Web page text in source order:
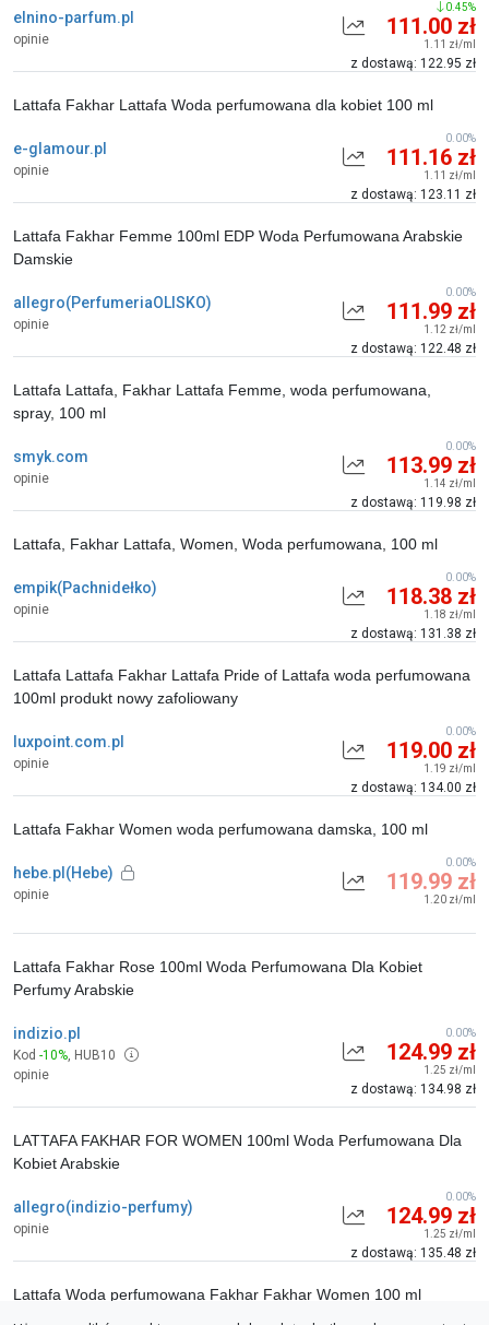
elnino-parfum.pl
opinie 111.00 zł
1.11 zł/ml
z dostawą: 122.95 zł
0.45%
e-glamour.pl
opinie
Lattafa Fakhar Lattafa Woda perfumowana dla kobiet 100 ml
111.16 zł
1.11 zł/ml
z dostawą: 123.11 zł
0.00%
allegro(PerfumeriaOLISKO)
opinie
Lattafa Fakhar Femme 100ml EDP Woda Perfumowana Arabskie
Damskie
111.99 zł
1.12 zł/ml
z dostawą: 122.48 zł
0.00%
smyk.com
opinie
Lattafa Lattafa, Fakhar Lattafa Femme, woda perfumowana,
spray, 100 ml
113.99 zł
1.14 zł/ml
z dostawą: 119.98 zł
0.00%
empik(Pachnidełko)
opinie
Lattafa, Fakhar Lattafa, Women, Woda perfumowana, 100 ml
118.38 zł
1.18 zł/ml
z dostawą: 131.38 zł
0.00%
luxpoint.com.pl
opinie
Lattafa Lattafa Fakhar Lattafa Pride of Lattafa woda perfumowana
100ml produkt nowy zafoliowany
119.00 zł
1.19 zł/ml
z dostawą: 134.00 zł
0.00%
hebe.pl(Hebe)
opinie
Lattafa Fakhar Women woda perfumowana damska, 100 ml
119.99 zł
1.20 zł/ml
0.00%
indizio.pl
Kod -10%, HUB10
opinie
Lattafa Fakhar Rose 100ml Woda Perfumowana Dla Kobiet
Perfumy Arabskie
124.99 zł
1.25 zł/ml
z dostawą: 134.98 zł
0.00%
allegro(indizio-perfumy)
opinie
LATTAFA FAKHAR FOR WOMEN 100ml Woda Perfumowana Dla
Kobiet Arabskie
124.99 zł
1.25 zł/ml
z dostawą: 135.48 zł
0.00%
Lattafa Woda perfumowana Fakhar Fakhar Women 100 ml